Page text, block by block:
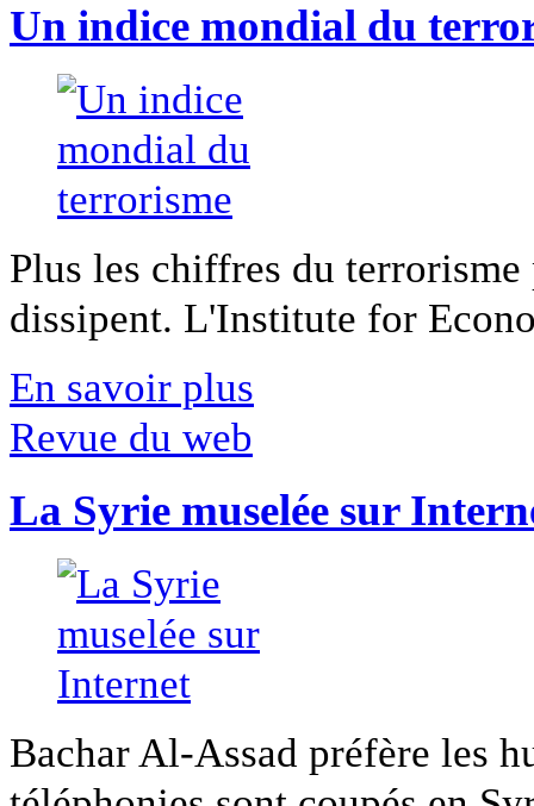
Un indice mondial du
Plus les chiffres du
dissipent. L'Institute for
En savoir plus
Revue du web
La Syrie muselée sur
Bachar Al-Assad préfère les